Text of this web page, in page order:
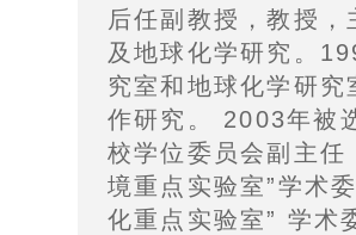
后任副教授，教授
及地球化学研究。
究室和地球化学研
作研究。 2003年被
校学位委员会副主任
境重点实验室”学术
化重点实验室” 学术